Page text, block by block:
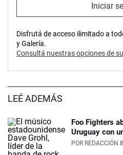
Iniciar
Disfrutá de acceso ilimitado a
y Galería.
Consultá nuestras opciones de
LEÉ ADEMÁS
Foo Fighters
Uruguay con
POR REDACCIÓN